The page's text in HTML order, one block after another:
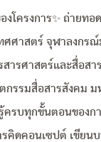
งโครงการ✨ ถ่ายท
ศศาสตร์ จุฬาลงกรณ์
สารศาสตร์และสื่อส
กรรมสื่อสารสังคม ม
รู้ครบทุกขั้นตอนของก
คิดคอนเซปต์ เขียน